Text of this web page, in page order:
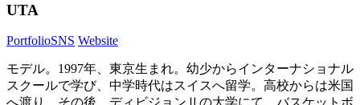
UTA
PortfolioSNS Website
モデル。1997年、東京生まれ。幼少からインターナショナル
スクールで学び、中学時代はスイスへ留学。高校からは米国